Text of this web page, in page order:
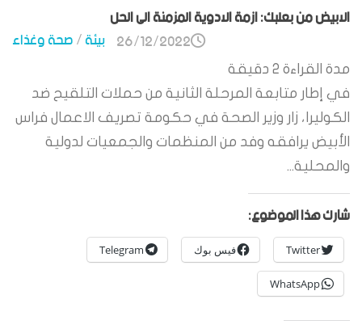
الابيض من بعلبك: ازمة الادوية المزمنة الى الحل
بيئة/صحة وغذاء 26/12/2022
مدة القراءة 2 دقيقة
في إطار متابعة المرحلة الثانية من حملات التلقيح ضد
الكوليرا، زار وزير الصحة في حكومة تصريف الاعمال فراس
الأبيض يرافقه وفد من المنظمات والجمعيات لدولية
والمحلية...
شارك هذا الموضوع:
Twitter فيس بوك Telegram
WhatsApp